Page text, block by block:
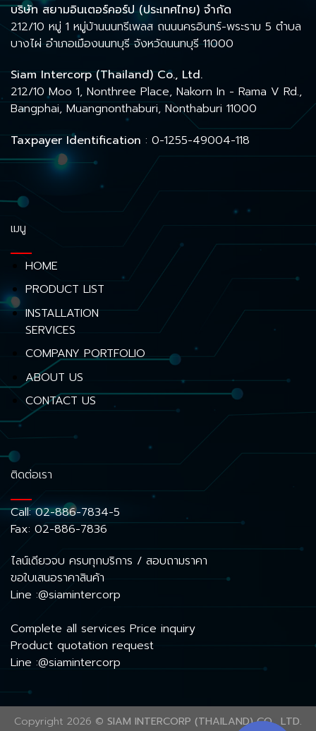
บริษัท สยามอินเตอร์คอร์ป (ประเทศไทย) จำกัด
212/10 หมู่ 1 หมู่บ้านนนทรีเพลส ถนนนครอินทร์-พระราม 5 ตำบล
บางไผ่ อำเภอเมืองนนทบุรี จังหวัดนนทบุรี 11000
Siam Intercorp (Thailand) Co., Ltd.
212/10 Moo 1, Nonthree Place, Nakorn In - Rama V Rd.,
Bangphai, Muangnonthaburi, Nonthaburi 11000
Taxpayer Identification : 0-1255-49004-118
เมนู
HOME
PRODUCT LIST
INSTALLATION
SERVICES
COMPANY PORTFOLIO
ABOUT US
CONTACT US
ติดต่อเรา
Call:02-886-7834-5
Fax: 02-886-7836
ไลน์เดียวจบ ครบทุกบริการ / สอบถามราคา
ขอใบเสนอราคาสินค้า
Line :@siamintercorp
Complete all services Price inquiry
Product quotation request
Line :@siamintercorp
Copyright 2026 © SIAM INTERCORP (THAILAND) CO., LTD.